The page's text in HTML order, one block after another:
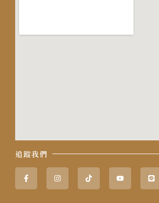
追蹤我們
Facebook-
f
InstagramTiktok Youtube